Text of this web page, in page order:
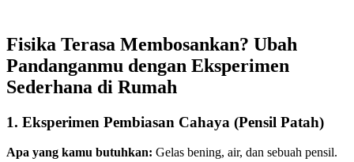
Fisika Terasa Membosankan? Ubah
Pandanganmu dengan Eksperimen
Sederhana di Rumah
1. Eksperimen Pembiasan Cahaya (Pensil Patah)
Apa yang kamu butuhkan: Gelas bening, air, dan sebuah pensil.